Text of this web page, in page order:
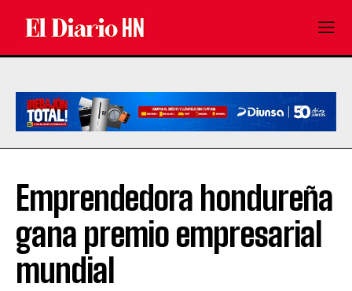
Emprendedora hondureña
gana premio empresarial
mundial